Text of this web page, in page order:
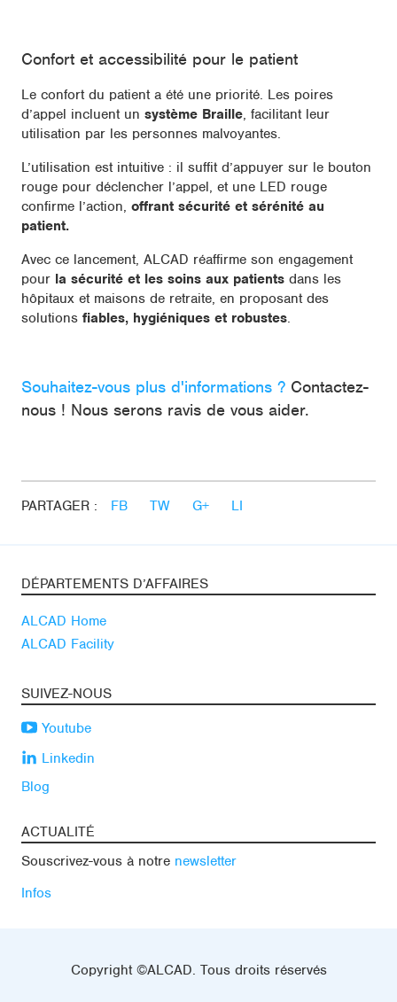
Confort et accessibilité pour le patient
Le confort du patient a été une priorité. Les poires
d’appel incluent un système Braille, facilitant leur
utilisation par les personnes malvoyantes.
L’utilisation est intuitive : il suffit d’appuyer sur le bouton
rouge pour déclencher l’appel, et une LED rouge
confirme l’action, offrant sécurité et sérénité au
patient.
Avec ce lancement, ALCAD réaffirme son engagement
pour la sécurité et les soins aux patients dans les
hôpitaux et maisons de retraite, en proposant des
solutions fiables, hygiéniques et robustes.
Souhaitez-vous plus d'informations ? Contactez-
nous ! Nous serons ravis de vous aider.
PARTAGER : FB TW G+ LI
DÉPARTEMENTS D’AFFAIRES
ALCAD Home
ALCAD Facility
SUIVEZ-NOUS
Youtube
Linkedin
Blog
ACTUALITÉ
Souscrivez-vous à notre newsletter
Infos
Copyright ©ALCAD. Tous droits réservés